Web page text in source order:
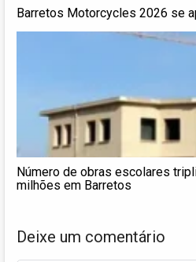
Barretos Motorcycles 2026 se
Número de obras escolares
milhões em Barretos
Deixe um comentário